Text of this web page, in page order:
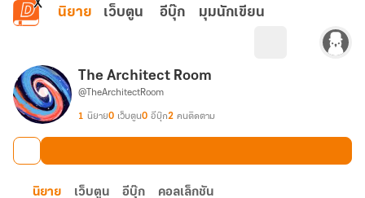
ข้ามไปยังเนื้อหาหลัก
นิยาย เว็บตูน อีบุ๊ก มุมนักเขียน
The Architect Room
@TheArchitectRoom
1 นิยาย0 เว็บตูน0 อีบุ๊ก2 คนติดตาม
นิยาย เว็บตูน อีบุ๊ก คอลเล็กชัน